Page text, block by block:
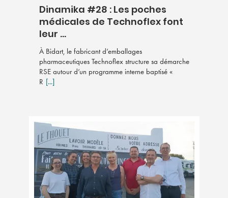
Dinamika #28 : Les poches
médicales de Technoflex font
leur ...
À Bidart, le fabricant d’emballages
pharmaceutiques Technoflex structure sa démarche
RSE autour d’un programme interne baptisé «
R [...]